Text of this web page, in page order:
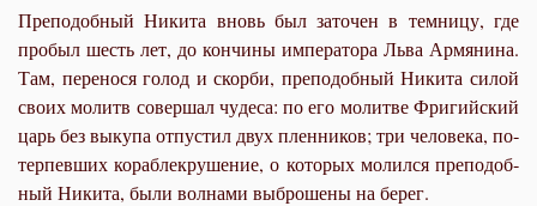
Пре­по­доб­ный Ни­ки­та вновь был за­то­чен в тем­ни­цу, где
про­был шесть лет, до кон­чи­ны им­пе­ра­то­ра Льва Ар­мя­ни­на.
Там, пе­ре­но­ся го­лод и скор­би, пре­по­доб­ный Ни­ки­та си­лой
сво­их мо­литв со­вер­шал чу­де­са: по его мо­лит­ве Фри­гий­ский
царь без вы­ку­па от­пу­стил двух плен­ни­ков; три че­ло­ве­ка, по­
тер­пев­ших ко­раб­ле­кру­ше­ние, о ко­то­рых мо­лил­ся пре­по­доб­
ный Ни­ки­та, бы­ли вол­на­ми вы­бро­ше­ны на бе­рег.